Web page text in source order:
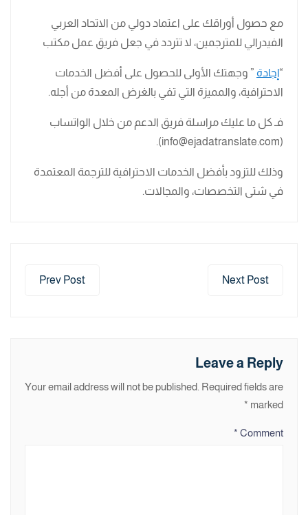
مع حصول أوراقك على اعتماد دولي من الاتحاد العربي
الفيدرالي للمترجمين، لا تتردد في جعل فريق عمل مكتب
“إجادة ” وجهتك الأولى للحصول على أفضل الخدمات
الاحترافية، والمميزة التي تفي بالغرض المعدة من أجله.
فـ كل ما عليك مراسلة فريق الدعم من خلال الواتساب
(info@ejadatranslate.com).
وذلك للتزود بأفضل الخدمات الاحترافية للترجمة المعتمدة
في شتى التخصصات، والمجالات.
Prev Post Next Post
Leave a Reply
Your email address will not be published. Required fields are
marked
*
Comment
*